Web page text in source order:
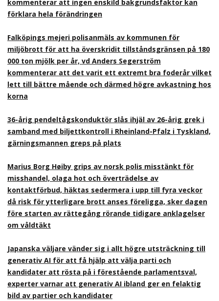
kommenterar att ingen enskild bakgrundsfaktor kan
förklara hela förändringen
Falköpings mejeri polisanmäls av kommunen för
miljöbrott för att ha överskridit tillståndsgränsen på 180
000 ton mjölk per år, vd Anders Segerström
kommenterar att det varit ett extremt bra foderår vilket
lett till bättre mående och därmed högre avkastning hos
korna
36-årig pendeltågskonduktör slås ihjäl av 26-årig grek i
samband med biljettkontroll i Rheinland-Pfalz i Tyskland,
gärningsmannen greps på plats
Marius Borg Høiby grips av norsk polis misstänkt för
misshandel, olaga hot och överträdelse av
kontaktförbud, häktas sedermera i upp till fyra veckor
då risk för ytterligare brott anses föreligga, sker dagen
före starten av rättegång rörande tidigare anklagelser
om våldtäkt
Japanska väljare vänder sig i allt högre utsträckning till
generativ AI för att få hjälp att välja parti och
kandidater att rösta på i förestående parlamentsval,
experter varnar att generativ AI ibland ger en felaktig
bild av partier och kandidater